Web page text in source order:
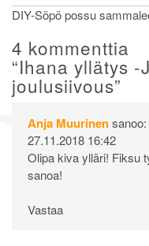
Artikkelien
selaus
DIY-Söpö possu
4 kommenttia
“Ihana yllätys -
joulusiivous”
Anja Muurinensanoo:
27.11.2018 16:42
Olipa kiva ylläri! Fiksu
sanoa!
Vastaa